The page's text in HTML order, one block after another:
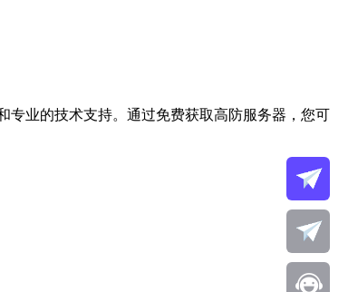
专业的技术支持。通过免费获取高防服务器，您可